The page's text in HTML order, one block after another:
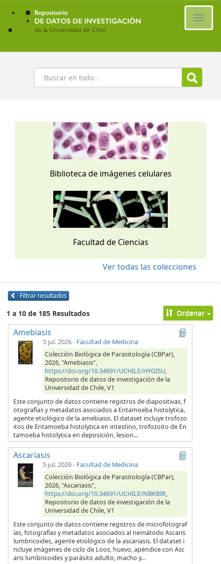
Ir
contenido
principal
Buscar
Biblioteca de imágenes celulares
Facultad de Ciencias
Ver todas las colecciones
Filtrar resultados
1 a 10 de 185 Resultados Ordenar
Amebiasis
5 jul. 2026- Facultad de Medicina
Colección Biológica de Parasitología (CBPar),
2026, "Amebiasis",
https://doi.org/10.34691/UCHILE/HYGI5U,
Repositorio de datos de investigación de la
Universidad de Chile, V1
Este conjunto de datos contiene registros de diapositivas, f
otografías y metadatos asociados a Entamoeba histolytica,
agente etiológico de la amebiasis. El dataset incluye trofozo
itos de Entamoeba histolytica en intestino, trofozoito de En
tamoeba histolytica en deposición, lesion...
Ascariasis
5 jul. 2026- Facultad de Medicina
Colección Biológica de Parasitología (CBPar),
2026, "Ascariasis",
https://doi.org/10.34691/UCHILE/NBKBIR,
Repositorio de datos de investigación de la
Universidad de Chile, V1
Este conjunto de datos contiene registros de microfotograf
ías, fotografías y metadatos asociados al nemátodo Ascaris
lumbricoides, agente etiológico de la ascariasis. El dataset i
ncluye imágenes de ciclo de Loos, huevo, apéndice con Asc
aris lumbricoides y parásito adulto, macho y...